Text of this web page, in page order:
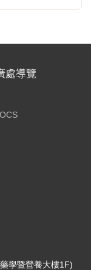
處導覽
學暨營養大樓1F)